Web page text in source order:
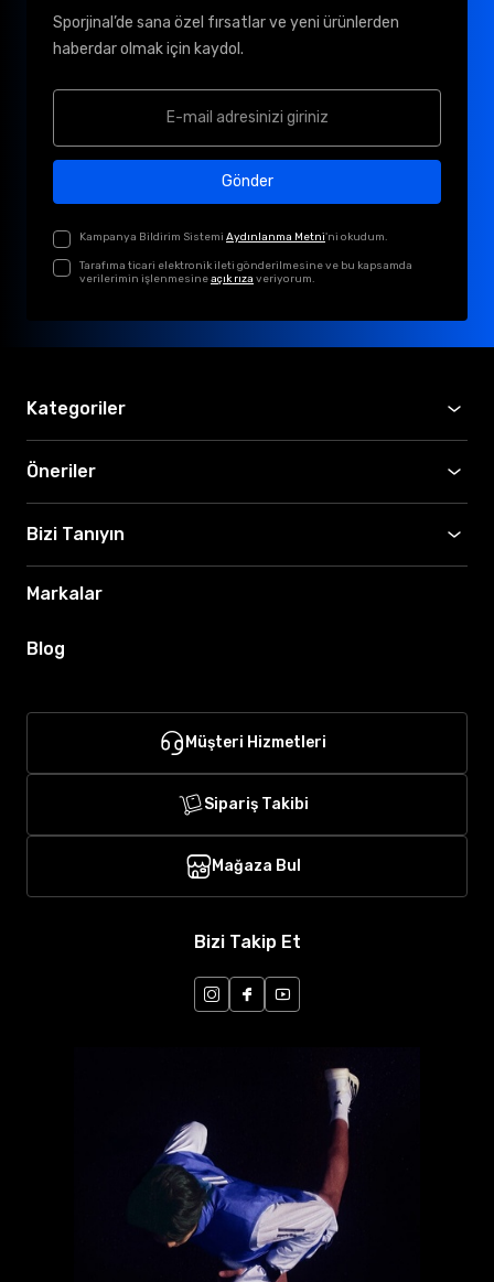
Sporjinal’de sana özel fırsatlar ve yeni ürünlerden
haberdar olmak için kaydol.
Gönder
Kampanya Bildirim Sistemi Aydınlanma Metni'ni okudum.
Tarafıma ticari elektronik ileti gönderilmesine ve bu kapsamda
verilerimin işlenmesineaçık rıza veriyorum.
Kategoriler
Öneriler
Bizi Tanıyın
Markalar
Blog
Müşteri Hizmetleri
Sipariş Takibi
Mağaza Bul
Bizi Takip Et